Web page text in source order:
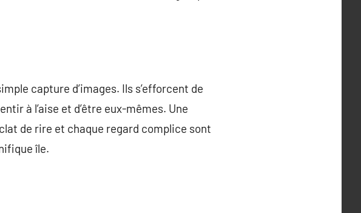
capture d’images. Ils s’efforcent de
à l’aise et d’être eux-mêmes. Une
de rire et chaque regard complice sont
île.